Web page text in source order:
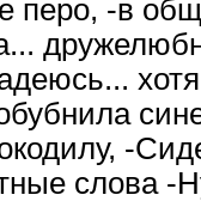
перо, -в
-
слова -